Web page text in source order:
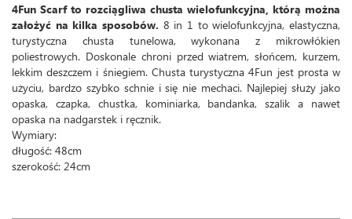
4Fun Scarf to rozciągliwa chusta wielofunkcyjna, którą można
założyć na kilka sposobów. 8 in 1 to wielofunkcyjna, elastyczna,
turystyczna chusta tunelowa, wykonana z mikrowłókien
poliestrowych. Doskonale chroni przed wiatrem, słońcem, kurzem,
lekkim deszczem i śniegiem. Chusta turystyczna 4Fun jest prosta w
użyciu, bardzo szybko schnie i się nie mechaci. Najlepiej służy jako
opaska, czapka, chustka, kominiarka, bandanka, szalik a nawet
opaska na nadgarstek i ręcznik.
Wymiary:
długość: 48cm
szerokość: 24cm